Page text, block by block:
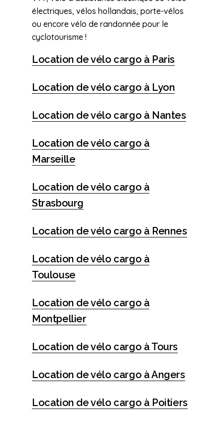
électriques, vélos hollandais, porte-vélos
ou encore vélo de randonnée pour le
cyclotourisme !
Location de vélo cargo à Paris
Location de vélo cargo à Lyon
Location de vélo cargo à Nantes
Location de vélo cargo à
Marseille
Location de vélo cargo à
Strasbourg
Location de vélo cargo à Rennes
Location de vélo cargo à
Toulouse
Location de vélo cargo à
Montpellier
Location de vélo cargo à Tours
Location de vélo cargo à Angers
Location de vélo cargo à Poitiers